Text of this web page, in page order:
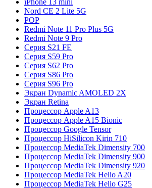
Nord CE 2 Lite 5G
POP
Redmi Note 11 Pro Plus 5G
Redmi Note 9 Pro
Серия S21 FE
Серия S59 Pro
Серия S62 Pro
Серия S86 Pro
Серия S96 Pro
Экран Dynamic AMOLED 2X
Экран Retina
Процессор Apple A13
Процессор Apple A15 Bionic
Процессор Google Tensor
Процессор HiSilicon Kirin 710
Процессор MediaTek Dimensity 700
Процессор MediaTek Dimensity 900
Процессор MediaTek Dimensity 920
Процессор MediaTek Helio A20
Процессор MediaTek Helio G25